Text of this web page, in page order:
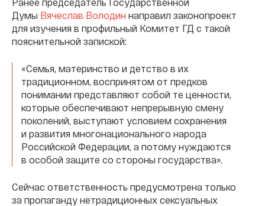
Думы Вячеслав Володин направил законопроект
для изучения в профильный Комитет ГД с такой
пояснительной запиской:
«Семья, материнство и детство в их
традиционном, воспринятом от предков
понимании представляют собой те ценности,
которые обеспечивают непрерывную смену
поколений, выступают условием сохранения
и развития многонационального народа
Российской Федерации, а потому нуждаются
в особой защите со стороны государства».
Сейчас ответственность предусмотрена только
за пропаганду нетрадиционных сексуальных